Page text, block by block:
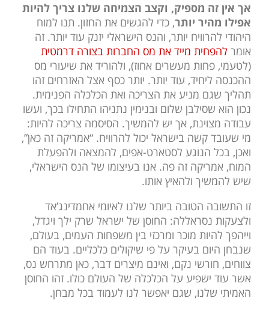
אך אין זה מספיק, וקצב הצמיחה שלנו צריך להיות
אפילו מהיר יותר, כדי להגשים את החזון. תנו למוח
היהודי להרוויח יותר, והנס הישראלי יזנק עוד יותר. זה
אומר להפחית מייד את מס החברות בצורה דרמטית
(לטעמי, פחות מעשרים אחוז), ולהוריד את שיעורי מס
ההכנסה ליחיד, עוד יותר. יותר כסף אצל האזרחים זהו
תהליך שגם מניע את הצריכה ואת הכלכלה הפנימית.
נכון הוא שסילבן שלום ובנימין נתניהו התחילו בכך, ועשו
עבודה מצוינת, אך יש להמשיך. הסיסמה צריכה להיות:
מי שעובד קשה בישראל יכול להרוויח. “אמריקה זה כאן”,
ואכן, בכל הנוגע לסטארט-אפים, להמצאה ולהפעלת
המוח, אמריקה זה פה. אנו בעיצומו של הנס הישראלי,
שיש להמשיך ולהאיץ אותו.
זו התשובה הטובה ביותר שלנו לאיומי אחמדינג’אד
ולצעקות נסראללה: החוסן של ישראל שרק ילך ויגדל,
וייהפך להיות מוכר ומרכזי בין משפחות העמים, בעולם,
שנבחן היום בעיקר על פי שיקולים כלכליים. בעוד הם
צווחים, חורשי נקם, ואינם מיצרים דבר, כאן מתרחש נס,
אשר עוד ישפיע על הכלכלה של העולם כולו. זהו החוסן
האמיתי שלנו, שגם יאפשר לנו לעמוד בכל מבחן.